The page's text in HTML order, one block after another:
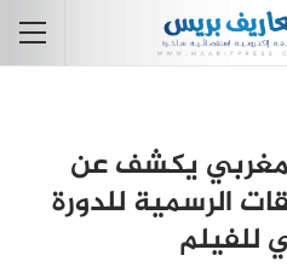
يكشف عن
الرسمية للدورة